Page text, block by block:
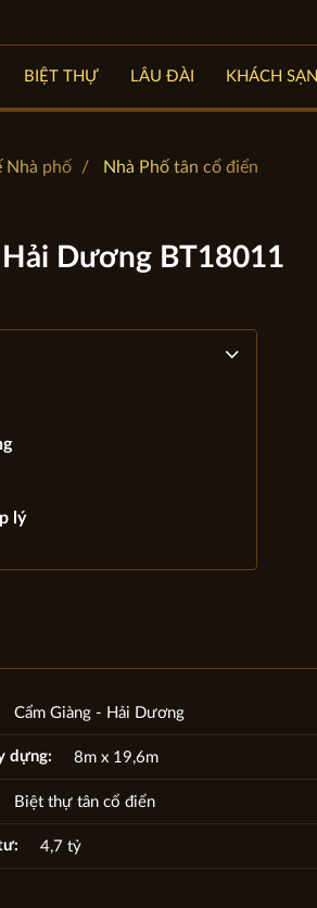
BIỆT THỰ LÂU ĐÀI KHÁCH SẠN
Nhà phố Nhà Phố tân cổ điển
Dương BT18011
lý
Cẩm Giàng - Hải Dương
dựng: 8m x 19,6m
Biệt thự tân cổ điển
4,7 tỷ